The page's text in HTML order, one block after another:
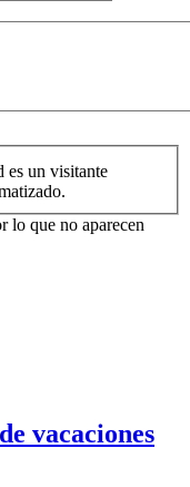
es un visitante
lo que no aparecen
vacaciones